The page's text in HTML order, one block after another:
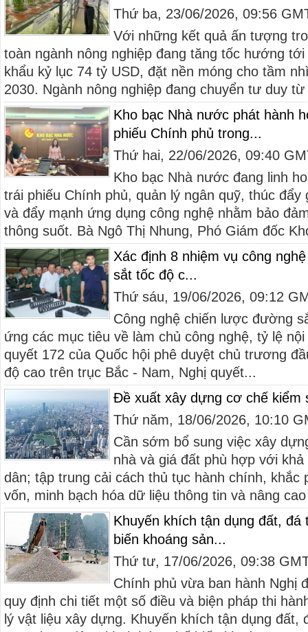
Thứ ba, 23/06/2026, 09:56
Với những kết quả ấn tượng
toàn ngành nông nghiệp đang tăng tốc hướng
khẩu kỷ lục 74 tỷ USD, đặt nền móng cho tầm
2030. Ngành nông nghiệp đang chuyển tư duy
Kho bạc Nhà nước phát hành
phiếu Chính phủ trong...
Thứ hai, 22/06/2026, 09:40
Kho bạc Nhà nước đang linh
trái phiếu Chính phủ, quản lý ngân quỹ, thúc đẩy
và đẩy mạnh ứng dụng công nghệ nhằm bảo
thông suốt. Bà Ngô Thị Nhung, Phó Giám đốc
Xác định 8 nhiệm vụ công
sắt tốc độ c...
Thứ sáu, 19/06/2026, 09:12
Công nghệ chiến lược đường
ứng các mục tiêu về làm chủ công nghệ, tỷ lệ
quyết 172 của Quốc hội phê duyệt chủ trương
độ cao trên trục Bắc - Nam, Nghị quyết...
Đề xuất xây dựng cơ chế kiểm
Thứ năm, 18/06/2026, 10:10
Cần sớm bổ sung việc xây
nhà và giá đất phù hợp với
dân; tập trung cải cách thủ tục hành chính, khắc
vốn, minh bạch hóa dữ liệu thông tin và nâng
Khuyến khích tận dụng đất, đá
biến khoáng sản...
Thứ tư, 17/06/2026, 09:38
Chính phủ vừa ban hành Nghị
quy định chi tiết một số điều và biện pháp thi
lý vật liệu xây dựng. Khuyến khích tận dụng đất,